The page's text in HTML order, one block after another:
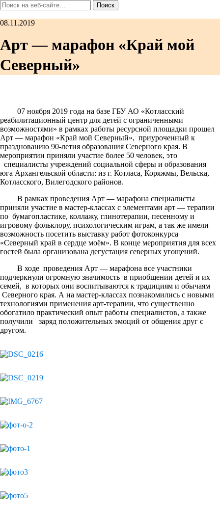
08.11.2019
Арт — марафон «Край мой
Северный»
07 ноября 2019 года на базе ГБУ АО «Котласский
реабилитационный центр для детей с ограниченными
возможностями» в рамках работы ресурсной площадки прошел
Арт — марафон «Край мой Северный», приуроченный к
празднованию 90-летия образования Северного края. В
мероприятии приняли участие более 50 человек, это
специалисты учреждений социальной сферы и образования
юга Архангельской области: из г. Котласа, Коряжмы, Вельска,
Котласского, Вилегодского районов.
В рамках проведения Арт — марафона специалисты
приняли участие в мастер-классах с элементами арт — терапии
по бумагопластике, коллажу, глинотерапии, песенному и
игровому фольклору, психологическим играм, а так же имели
возможность посетить выставку работ фотоконкурса
«Северный край в сердце моём». В конце мероприятия для всех
гостей была организована дегустация северных угощений.
В ходе проведения Арт — марафона все участники
подчеркнули огромную значимость в приобщении детей и их
семей, в которых они воспитываются к традициям и обычаям
Северного края. А на мастер-классах познакомились с новыми
технологиями применения арт-терапии, что существенно
обогатило практический опыт работы специалистов, а также
получили заряд положительных эмоций от общения друг с
другом.